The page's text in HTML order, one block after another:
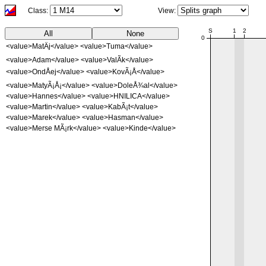
Class: View:
All None
<value>MatÄj</value> <value>Tuma</value>
<value>Adam</value> <value>ValÃ­k</value>
<value>OndÅej</value> <value>KovÃ¡Å</value>
<value>MatyÃ¡Å¡</value> <value>DoleÅ¾al</value>
<value>Hannes</value> <value>HNILICA</value>
<value>Martin</value> <value>KabÃ¡t</value>
<value>Marek</value> <value>Hasman</value>
<value>Merse MÃ¡rk</value> <value>Kinde</value>
S 1 2
0